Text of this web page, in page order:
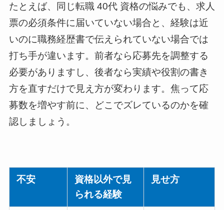
たとえば、同じ転職 40代 資格の悩みでも、求人
票の必須条件に届いていない場合と、経験は近
いのに職務経歴書で伝えられていない場合では
打ち手が違います。前者なら応募先を調整する
必要がありますし、後者なら実績や役割の書き
方を直すだけで見え方が変わります。焦って応
募数を増やす前に、どこでズレているのかを確
認しましょう。
不安
資格以外で見
られる経験
見せ方